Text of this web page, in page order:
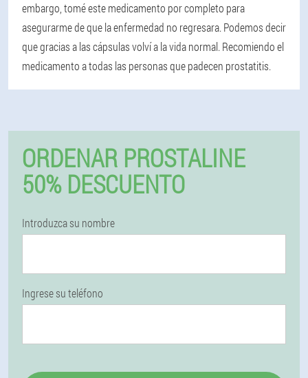
embargo, tomé este medicamento por completo para
asegurarme de que la enfermedad no regresara. Podemos decir
que gracias a las cápsulas volví a la vida normal. Recomiendo el
medicamento a todas las personas que padecen prostatitis.
ORDENAR PROSTALINE
50% DESCUENTO
Introduzca su nombre
Ingrese su teléfono